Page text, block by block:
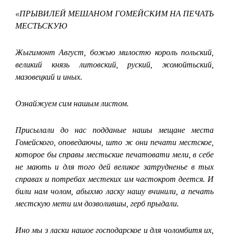
«ПРЫВИЛЕЙ МЕШАНОМ ГОМЕЙСКИМ НА ПЕЧАТЬ
МЕСТЬСКУЮ
Жыгимонт Август, божью милостю король польский,
великий князь литовский, руский, жомойтьский,
мазовецкий и иных.
Ознайжуем сим нашым листом.
Присылали до нас подданые нашы мещане места
Гомейского, оповедаючы, што ж они печати местское,
которое бы справы местьские печатовати мели, в себе
не мають и для того дей великое затрудненье в тых
справах и потребах местеких им частокрот деется. И
били нам чолом, абыхмо ласку нашу вчинили, а печать
местскую мети им дозволившы, герб прыдали.
Ино мы з ласки нашое господарское и для чоломбитя их,